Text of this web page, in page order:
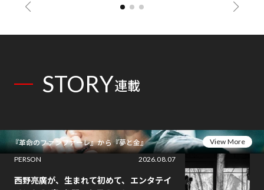
STORY連載
『革命のファンファーレ』から『夢と金』
View More
PERSON
2026.08.07
西野亮廣が、生まれて初めて、エンタテイ